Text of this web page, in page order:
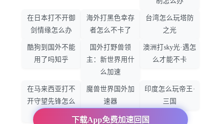
下载App免费加速回国
在日本打不开御
剑情缘怎么办
海外打黑色幸存
者怎么不卡了
台湾怎么玩塔防
之光
酷狗到国外不能
用了吗知乎
国外打野兽领
主：新世界用什
么加速
澳洲打sky光·遇怎
么才能不卡
在马来西亚打不
开守望先锋怎么
魔兽世界国外加
速器
印度怎么玩帝王·
三国